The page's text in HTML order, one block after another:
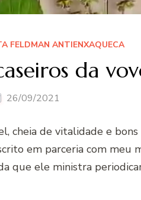
FELDMAN ANTIENXAQUECA
da
26/09/2021
cheia de vitalidade e
em parceria com meu
que ele ministra